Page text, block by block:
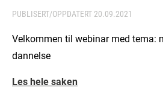
PUBLISERT/OPPDATERT 20.09.2021
Velkommen til webinar med tema:
dannelse
Les hele saken